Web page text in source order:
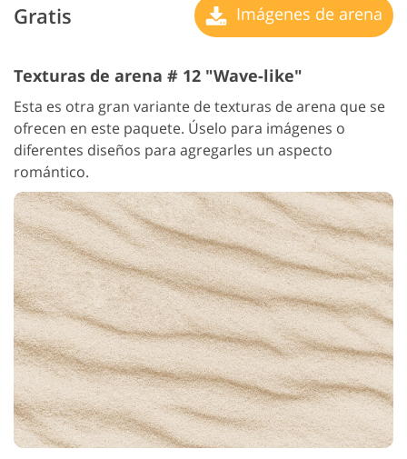
Gratis Imágenes de arena
Texturas de arena # 12 "Wave-like"
Esta es otra gran variante de texturas de arena que se
ofrecen en este paquete. Úselo para imágenes o
diferentes diseños para agregarles un aspecto
romántico.